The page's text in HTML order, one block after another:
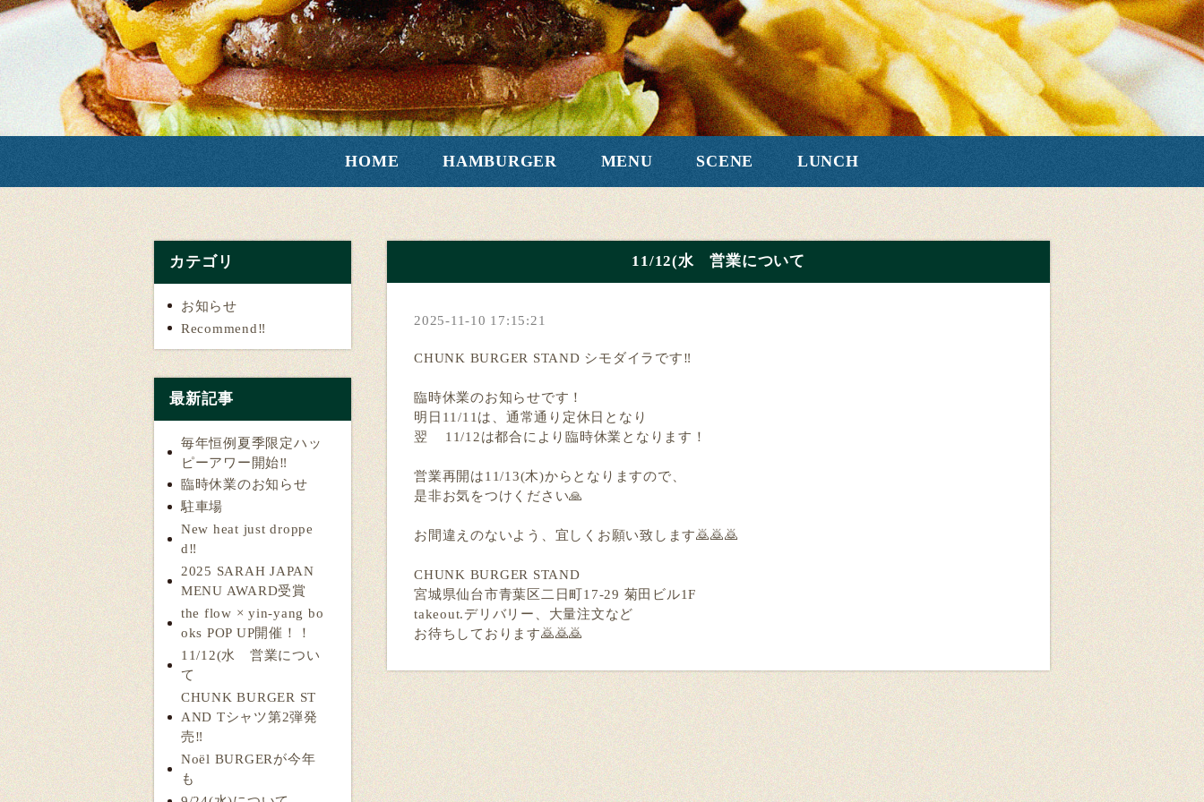
HOME HAMBURGER MENU SCENE LUNCH
カテゴリ
お知らせ
Recommend‼️
最新記事
毎年恒例夏季限定ハッ
ピーアワー開始‼️
臨時休業のお知らせ
駐車場
New heat just droppe
d‼️
2025 SARAH JAPAN
MENU AWARD受賞
the flow × yin-yang bo
oks POP UP開催！！
11/12(水 営業につい
て
CHUNK BURGER ST
AND Tシャツ第2弾発
売‼️
Noël BURGERが今年
も
11/12(水 営業について
2025-11-10 17:15:21
CHUNK BURGER STAND シモダイラです‼️
臨時休業のお知らせです！
明日11/11は、通常通り定休日となり
翌 11/12は都合により臨時休業となります！
営業再開は11/13(木)からとなりますので、
是非お気をつけください🙏
お間違えのないよう、宜しくお願い致します🙇🙇🙇
CHUNK BURGER STAND
宮城県仙台市青葉区二日町17-29 菊田ビル1F
takeout.デリバリー、大量注文など
お待ちしております🙇🙇🙇